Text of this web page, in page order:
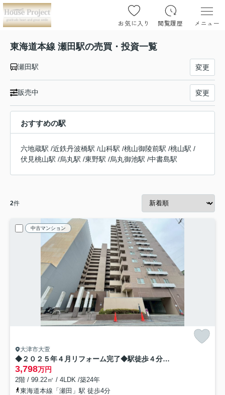
お気に入り 閲覧履歴 メニュー
東海道本線 瀬田駅の売買・投資一覧
瀬田駅 変更
販売中 変更
おすすめの駅
六地蔵駅 /近鉄丹波橋駅 /山科駅 /桃山御陵前駅 /桃山駅 /
伏見桃山駅 /烏丸駅 /東野駅 /烏丸御池駅 /中書島駅
2件
中古マンション
大津市大萱
◆２０２５年４月リフォーム完了◆駅徒歩４分◆４ＬＤＫ住戸◆２面バルコニー◆フォルクローレ瀬田
3,798万円
2階 / 99.22㎡ / 4LDK /築24年
東海道本線「瀬田」駅 徒歩4分